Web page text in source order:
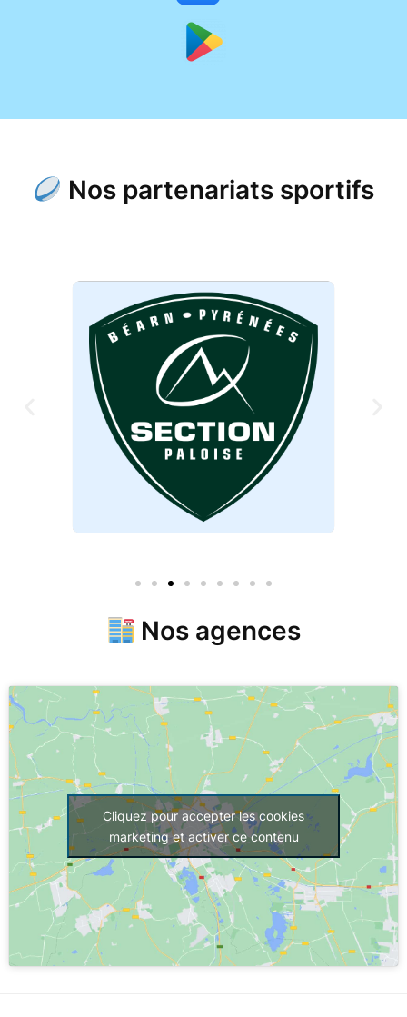
Nos partenariats sportifs
Nos agences
Cliquez pour accepter les cookies
marketing et activer ce contenu